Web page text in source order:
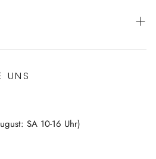
UNS
SA 10-16 Uhr)